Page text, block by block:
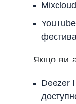
Якщо ви
Deezer